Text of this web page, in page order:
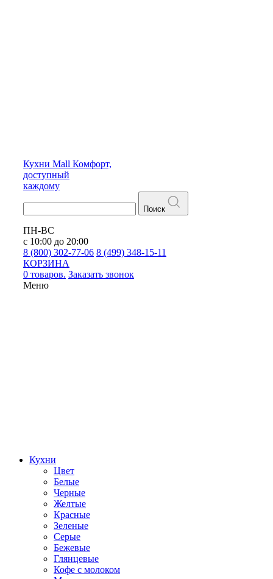
Кухни Mall Комфорт,
доступный
каждому
Поиск
ПН-ВС
с 10:00 до 20:00
8 (800) 302-77-06 8 (499) 348-15-11
КОРЗИНА
0 товаров. Заказать звонок
Меню
Кухни
Цвет
Белые
Черные
Желтые
Красные
Зеленые
Серые
Бежевые
Глянцевые
Кофе с молоком